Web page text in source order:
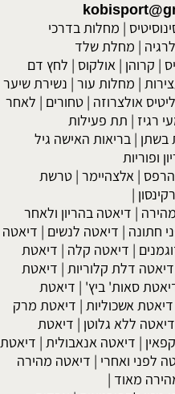
| מחלות בדרכי
| מחלת שלד
| קרוהן | אולקוס | לחץ דם
| מחלות עור | נשירת שיער
אולצרוזה |טחורים | לאחר
רגיז | תת פעילות
בשתן | בריאות האישה גיל
ופוריות
הרפס | אלצהיימר |טרשת
|
| דיאטה בהריון ולאחר
חתונה | דיאטה לנשים | דיאטה
| דיאטה קלה | דיאטת
דיאטה דלת קלוריות | דיאטת
סאות' ביץ' | דיאטת
דיאטת אשכוליות | דיאטת מרק
דיאטה ללא גלוטן | דיאטת
| דיאטה אנאבולית | דיאטת
לפני ואחרי | דיאטה מהירה
מאוד |